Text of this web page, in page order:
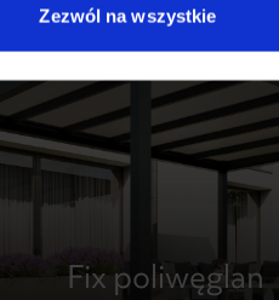
Zezwól na wszystkie
Fix poliwęglan